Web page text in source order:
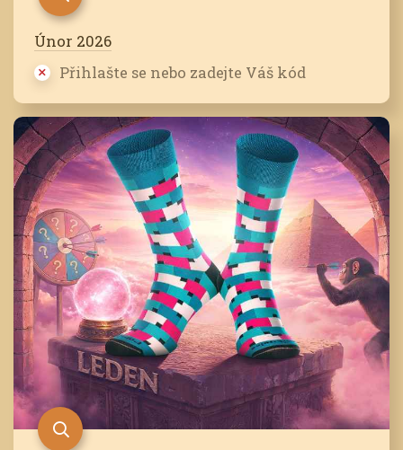
Únor 2026
Přihlašte se nebo zadejte Váš kód